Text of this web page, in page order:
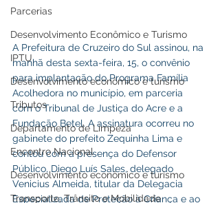
Parcerias
Desenvolvimento Econômico e Turismo
IPTU
Desenvolvimento econômico e turismo
Tributos
Departamento de Limpeza
Encontro Nacional
Desenvolvimento econômico e turismo
Transporte, Trânsito e Mobilidade
A Prefeitura de Cruzeiro do Sul assinou, na
manhã desta sexta-feira, 15, o convênio
para implantação do Programa Família
Acolhedora no município, em parceria
com o Tribunal de Justiça do Acre e a
Fundação Betel. A assinatura ocorreu no
gabinete do prefeito Zequinha Lima e
contou com a presença do Defensor
Público, Diego Luís Sales, delegado
Venicius Almeida, titular da Delegacia
Especializada de Proteção à Criança e ao